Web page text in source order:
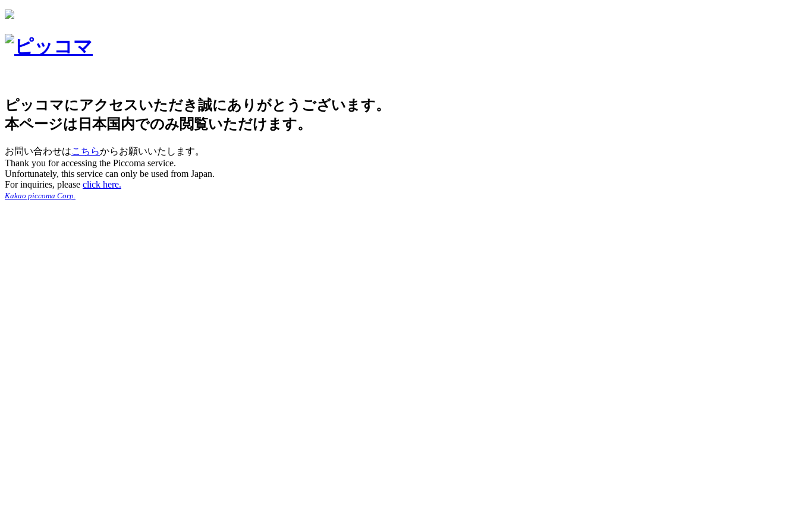
ピッコマにアクセスいただき誠にありがとうございます。
本ページは日本国内でのみ閲覧いただけます。
お問い合わせはこちらからお願いいたします。
Thank you for accessing the Piccoma service.
Unfortunately, this service can only be used from Japan.
For inquiries, please click here.
Kakao piccoma Corp.